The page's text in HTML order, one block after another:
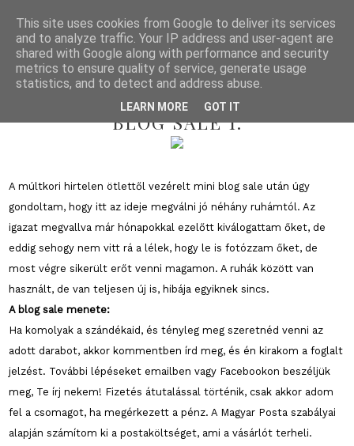
2013/08/25
BLOG SALE 1.
A múltkori hirtelen ötlettől vezérelt mini blog sale után úgy
gondoltam, hogy itt az ideje megválni jó néhány ruhámtól. Az
igazat megvallva már hónapokkal ezelőtt kiválogattam őket, de
eddig sehogy nem vitt rá a lélek, hogy le is fotózzam őket, de
most végre sikerült erőt venni magamon. A ruhák között van
használt, de van teljesen új is, hibája egyiknek sincs.
A blog sale menete:
Ha komolyak a szándékaid, és tényleg meg szeretnéd venni az
adott darabot, akkor kommentben írd meg, és én kirakom a foglalt
jelzést. További lépéseket emailben vagy Facebookon beszéljük
meg, Te írj nekem! Fizetés átutalással történik, csak akkor adom
fel a csomagot, ha megérkezett a pénz. A Magyar Posta szabályai
alapján számítom ki a postaköltséget, ami a vásárlót terheli.
This site uses cookies from Google to deliver its services
and to analyze traffic. Your IP address and user-agent are
shared with Google along with performance and security
metrics to ensure quality of service, generate usage
statistics, and to detect and address abuse.
LEARN MORE GOT IT